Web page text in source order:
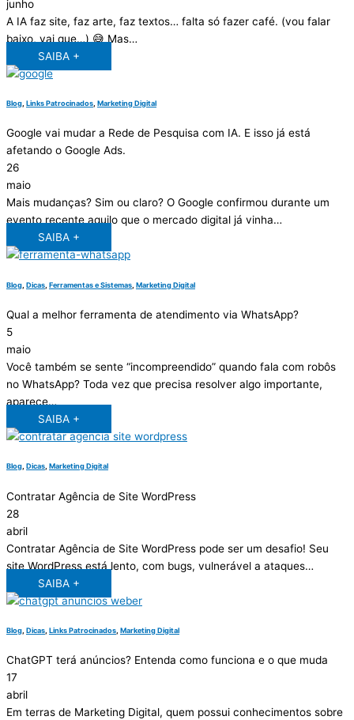
junho
A IA faz site, faz arte, faz textos… falta só fazer café. (vou falar
baixo, vai que…) 😅 Mas…
SAIBA +
Blog Links Patrocinados Marketing Digital
Google vai mudar a Rede de Pesquisa com IA. E isso já está
afetando o Google Ads.
26
maio
Mais mudanças? Sim ou claro? O Google confirmou durante um
evento recente aquilo que o mercado digital já vinha…
SAIBA +
Blog Dicas Ferramentas e Sistemas Marketing Digital
Qual a melhor ferramenta de atendimento via WhatsApp?
5
maio
Você também se sente “incompreendido” quando fala com robôs
no WhatsApp? Toda vez que precisa resolver algo importante,
aparece…
SAIBA +
Blog, Dicas, Marketing Digital
Contratar Agência de Site WordPress
28
abril
Contratar Agência de Site WordPress pode ser um desafio! Seu
site WordPress está lento, com bugs, vulnerável a ataques…
SAIBA +
Blog Dicas Links Patrocinados Marketing Digital
ChatGPT terá anúncios? Entenda como funciona e o que muda
17
abril
Em terras de Marketing Digital, quem possui conhecimentos sobre